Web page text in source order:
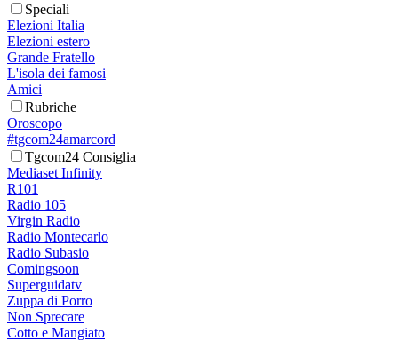
Speciali
Elezioni Italia
Elezioni estero
Grande Fratello
L'isola dei famosi
Amici
Rubriche
Oroscopo
#tgcom24amarcord
Tgcom24 Consiglia
Mediaset Infinity
R101
Radio 105
Virgin Radio
Radio Montecarlo
Radio Subasio
Comingsoon
Superguidatv
Zuppa di Porro
Non Sprecare
Cotto e Mangiato